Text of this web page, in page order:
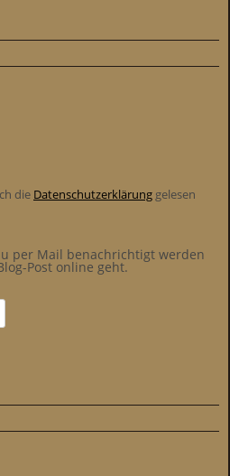
die Datenschutzerklärung gelesen
per Mail benachrichtigt werden
Post online geht.